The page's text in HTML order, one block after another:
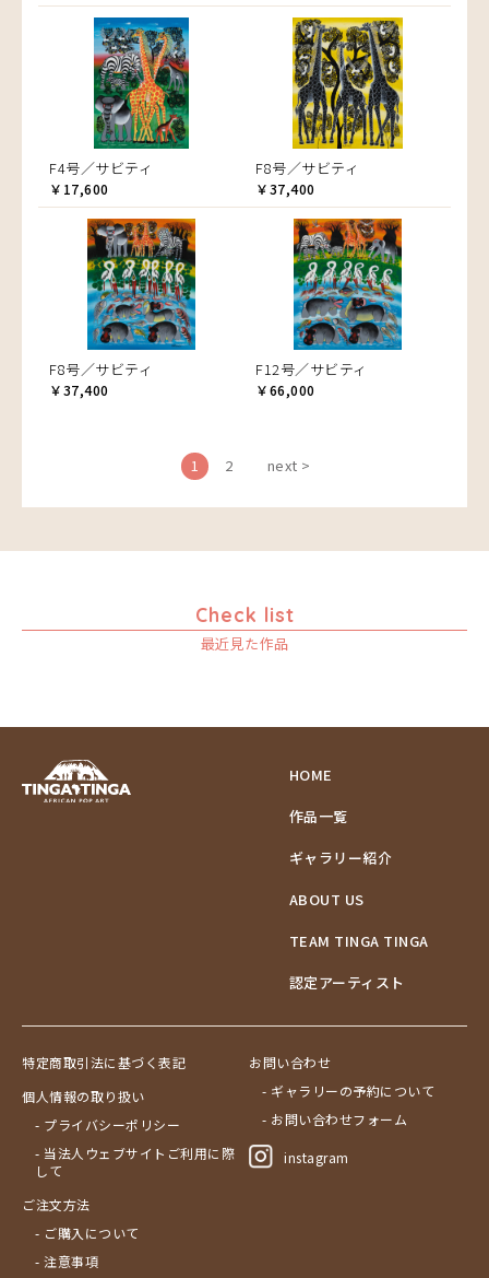
F4号／サビティ
￥17,600
F8号／サビティ
￥37,400
F8号／サビティ
￥37,400
F12号／サビティ
￥66,000
1 2 next >
Check list
最近見た作品
HOME
作品一覧
ギャラリー紹介
ABOUT US
TEAM TINGA TINGA
認定アーティスト
特定商取引法に基づく表記
個人情報の取り扱い
- プライバシーポリシー
- 当法人ウェブサイトご利用に際
して
ご注文方法
- ご購入について
- 注意事項
お問い合わせ
- ギャラリーの予約について
- お問い合わせフォーム
instagram